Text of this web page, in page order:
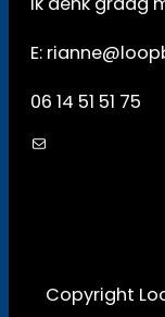
E:
06 14 51 51 75
Mail
Copyright